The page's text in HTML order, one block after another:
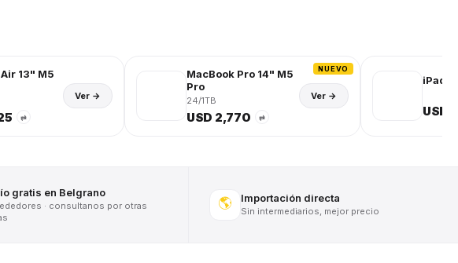
13" M5
⇄
Ver →
NUEVO
MacBook Pro 14" M5
Pro
24/1TB
USD 2,770 ⇄
Ver →
iPad
USD
gratis en Belgrano
· consultanos por otras
🌎 Importación directa
Sin intermediarios, mejor precio